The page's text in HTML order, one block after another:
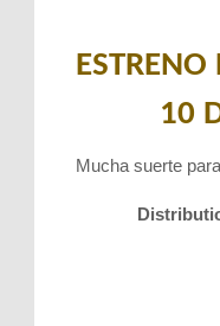
ESTRENO
10
Mucha suerte